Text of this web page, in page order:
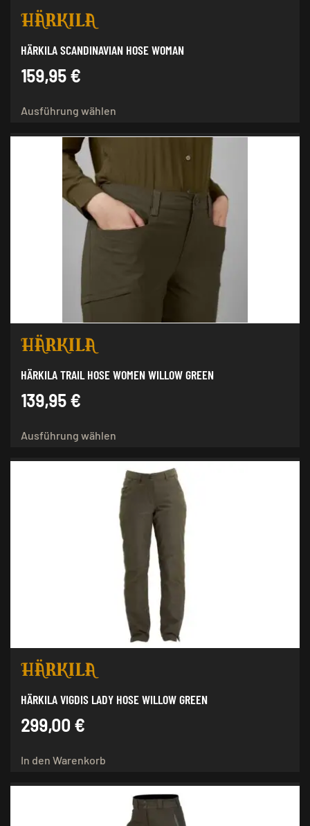
HÄRKILA SCANDINAVIAN HOSE WOMAN
159,95 €
Ausführung wählen
Die
Optionen
können
Produktseite
gewählt
HÄRKILA TRAIL HOSE WOMEN WILLOW GREEN
139,95 €
Ausführung wählen
mehrere
Varianten
auf.
Die
Optionen
können
auf
der
Produktseite
gewählt
werden
HÄRKILA VIGDIS LADY HOSE WILLOW GREEN
299,00 €
In den Warenkorb